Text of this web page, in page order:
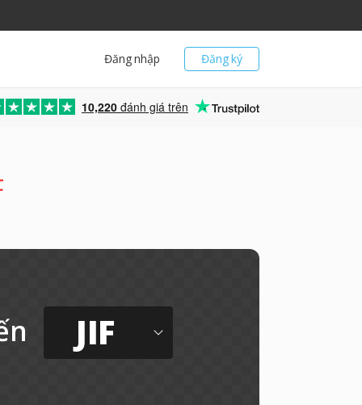
Đăng ký
Đăng nhập
10,220 đánh giá trên
JIF